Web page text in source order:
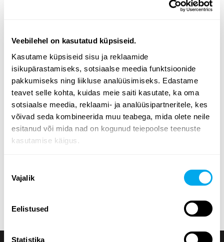
Veebilehel on kasutatud küpsiseid.
Kasutame küpsiseid sisu ja reklaamide
isikupärastamiseks, sotsiaalse meedia funktsioonide
pakkumiseks ning liikluse analüüsimiseks. Edastame
teavet selle kohta, kuidas meie saiti kasutate, ka oma
sotsiaalse meedia, reklaami- ja analüüsipartneritele, kes
võivad seda kombineerida muu teabega, mida olete neile
esitanud või mida nad on kogunud teiepoolse teenuste
kasutamise käigus.
valik
Vajalik
Eelistused
Statistika
Lai valik rasketehnikat - leia endale vajalik
Valige kategooria põllumajandus transport , ehitus
metsandus
kommunaalhooldu ,materjali käitlemine
Kasutage lehe küljel olevaid rasketehnika
otsingukriteeriume, et leida vajadustele vastav traktor,
metsandusmasin, teleskooplaadur või ekskavaator-
laadur. Otsige rasketehnikat tooterühma, margi, mudeli,
toote asukoha, väljalaskeaasta, hinna, kuulutuse tüübi
Tutvuge Maatori rasketehnika valikuga ja leidke oma
vajadustele sobiv toode! Kui te ei leia õiget, võite alati